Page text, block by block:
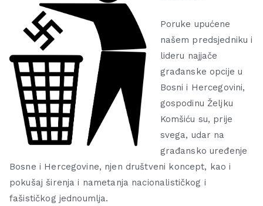
Poruke upućene
našem predsjedniku i
lideru najjače
građanske opcije u
Bosni i Hercegovini,
gospodinu Željku
Komšiću su, prije
svega, udar na
građansko uređenje
Bosne i Hercegovine, njen društveni koncept, kao i
pokušaj širenja i nametanja nacionalističkog i
fašističkog jednoumlja.